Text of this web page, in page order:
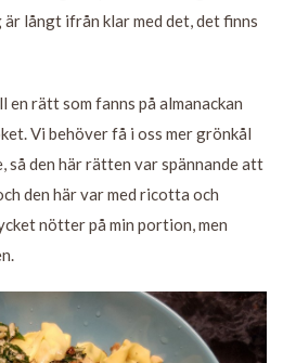
är långt ifrån klar med det, det finns
en rätt som fanns på almanackan
Vi behöver få i oss mer grönkål
den här rätten var spännande att
den här var med ricotta och
nötter på min portion, men